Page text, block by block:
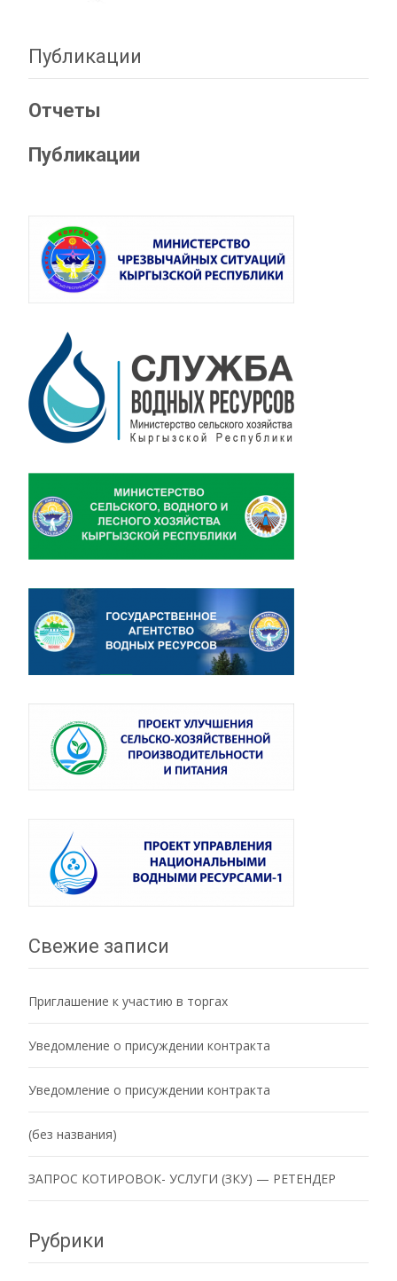
Публикации
Отчеты
Публикации
Свежие записи
Приглашение к участию в торгах
Уведомление о присуждении контракта
Уведомление о присуждении контракта
(без названия)
ЗАПРОС КОТИРОВОК- УСЛУГИ (ЗКУ) — РЕТЕНДЕР
Рубрики